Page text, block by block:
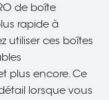
de boîte
rapide à
utiliser ces boîtes
plus encore. Ce
lorsque vous